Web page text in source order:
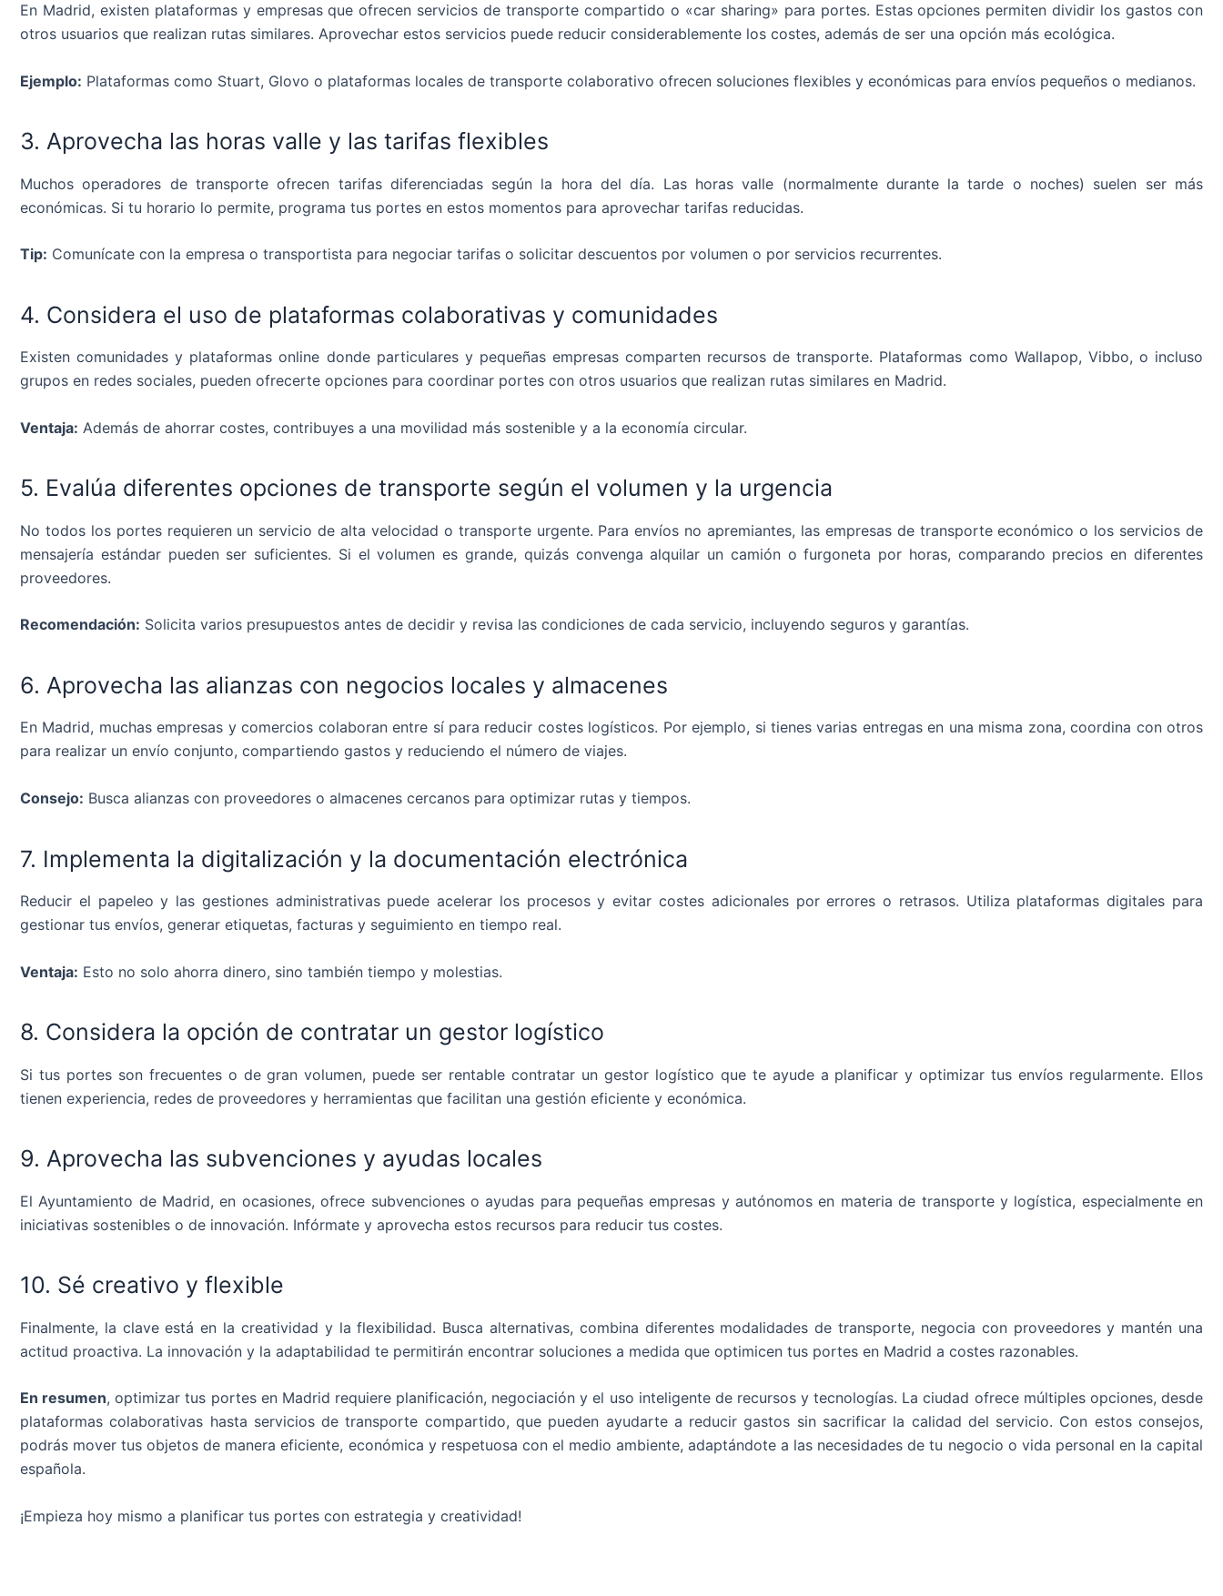
En Madrid, existen plataformas y empresas que ofrecen servicios de transporte compartido o «car sharing» para portes. Estas opciones permiten dividir los gastos con
otros usuarios que realizan rutas similares. Aprovechar estos servicios puede reducir considerablemente los costes, además de ser una opción más ecológica.
Ejemplo: Plataformas como Stuart, Glovo o plataformas locales de transporte colaborativo ofrecen soluciones flexibles y económicas para envíos pequeños o medianos.
3. Aprovecha las horas valle y las tarifas flexibles
Muchos operadores de transporte ofrecen tarifas diferenciadas según la hora del día. Las horas valle (normalmente durante la tarde o noches) suelen ser más
económicas. Si tu horario lo permite, programa tus portes en estos momentos para aprovechar tarifas reducidas.
Tip: Comunícate con la empresa o transportista para negociar tarifas o solicitar descuentos por volumen o por servicios recurrentes.
4. Considera el uso de plataformas colaborativas y comunidades
Existen comunidades y plataformas online donde particulares y pequeñas empresas comparten recursos de transporte. Plataformas como Wallapop, Vibbo, o incluso
grupos en redes sociales, pueden ofrecerte opciones para coordinar portes con otros usuarios que realizan rutas similares en Madrid.
Ventaja: Además de ahorrar costes, contribuyes a una movilidad más sostenible y a la economía circular.
5. Evalúa diferentes opciones de transporte según el volumen y la urgencia
No todos los portes requieren un servicio de alta velocidad o transporte urgente. Para envíos no apremiantes, las empresas de transporte económico o los servicios de
mensajería estándar pueden ser suficientes. Si el volumen es grande, quizás convenga alquilar un camión o furgoneta por horas, comparando precios en diferentes
proveedores.
Recomendación: Solicita varios presupuestos antes de decidir y revisa las condiciones de cada servicio, incluyendo seguros y garantías.
6. Aprovecha las alianzas con negocios locales y almacenes
En Madrid, muchas empresas y comercios colaboran entre sí para reducir costes logísticos. Por ejemplo, si tienes varias entregas en una misma zona, coordina con otros
para realizar un envío conjunto, compartiendo gastos y reduciendo el número de viajes.
Consejo: Busca alianzas con proveedores o almacenes cercanos para optimizar rutas y tiempos.
7. Implementa la digitalización y la documentación electrónica
Reducir el papeleo y las gestiones administrativas puede acelerar los procesos y evitar costes adicionales por errores o retrasos. Utiliza plataformas digitales para
gestionar tus envíos, generar etiquetas, facturas y seguimiento en tiempo real.
Ventaja: Esto no solo ahorra dinero, sino también tiempo y molestias.
8. Considera la opción de contratar un gestor logístico
Si tus portes son frecuentes o de gran volumen, puede ser rentable contratar un gestor logístico que te ayude a planificar y optimizar tus envíos regularmente. Ellos
tienen experiencia, redes de proveedores y herramientas que facilitan una gestión eficiente y económica.
9. Aprovecha las subvenciones y ayudas locales
El Ayuntamiento de Madrid, en ocasiones, ofrece subvenciones o ayudas para pequeñas empresas y autónomos en materia de transporte y logística, especialmente en
iniciativas sostenibles o de innovación. Infórmate y aprovecha estos recursos para reducir tus costes.
10. Sé creativo y flexible
Finalmente, la clave está en la creatividad y la flexibilidad. Busca alternativas, combina diferentes modalidades de transporte, negocia con proveedores y mantén una
actitud proactiva. La innovación y la adaptabilidad te permitirán encontrar soluciones a medida que optimicen tus portes en Madrid a costes razonables.
En resumen, optimizar tus portes en Madrid requiere planificación, negociación y el uso inteligente de recursos y tecnologías. La ciudad ofrece múltiples opciones, desde
plataformas colaborativas hasta servicios de transporte compartido, que pueden ayudarte a reducir gastos sin sacrificar la calidad del servicio. Con estos consejos,
podrás mover tus objetos de manera eficiente, económica y respetuosa con el medio ambiente, adaptándote a las necesidades de tu negocio o vida personal en la capital
española.
¡Empieza hoy mismo a planificar tus portes con estrategia y creatividad!